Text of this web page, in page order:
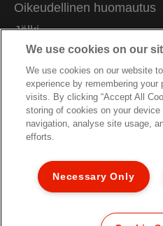
Oikeudellinen huomautus
Jälki
Hallitse tietojani
Asiakastuki
Ammatti
Pakkausten
Takuuehdot
Sivukartta
© 2026 ACCO Brands. All
We use cookies on our
We use cookies on our website
experience by remembering your
visits. By clicking “Accept All
storing of cookies on your
navigation, analyse site usage,
efforts.
Necessary Only